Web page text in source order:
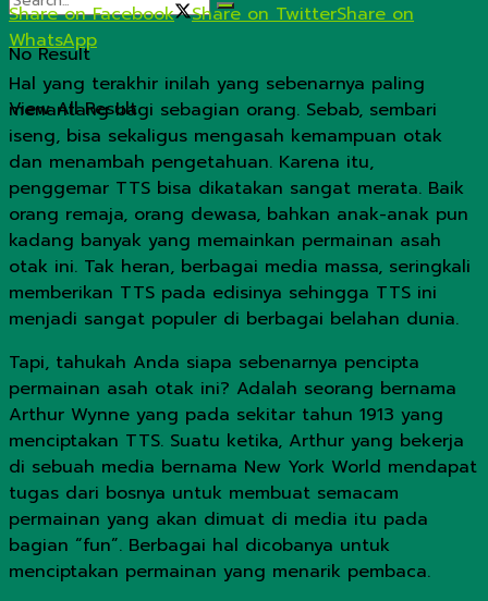
No Result
View All Result
Share on Facebook Share on TwitterShare on
WhatsApp
Hal yang terakhir inilah yang sebenarnya paling
menantang bagi sebagian orang. Sebab, sembari
iseng, bisa sekaligus mengasah kemampuan otak
dan menambah pengetahuan. Karena itu,
penggemar TTS bisa dikatakan sangat merata. Baik
orang remaja, orang dewasa, bahkan anak-anak pun
kadang banyak yang memainkan permainan asah
otak ini. Tak heran, berbagai media massa, seringkali
memberikan TTS pada edisinya sehingga TTS ini
menjadi sangat populer di berbagai belahan dunia.
Tapi, tahukah Anda siapa sebenarnya pencipta
permainan asah otak ini? Adalah seorang bernama
Arthur Wynne yang pada sekitar tahun 1913 yang
menciptakan TTS. Suatu ketika, Arthur yang bekerja
di sebuah media bernama New York World mendapat
tugas dari bosnya untuk membuat semacam
permainan yang akan dimuat di media itu pada
bagian “fun”. Berbagai hal dicobanya untuk
menciptakan permainan yang menarik pembaca.